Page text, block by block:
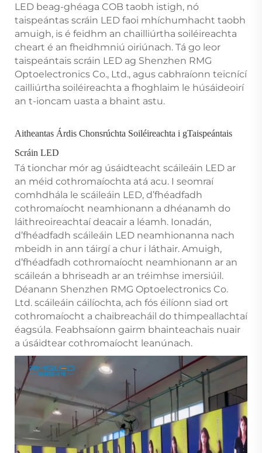
LED beag-ghéaga COB taobh istigh, nó
taispeántas scráin LED faoi mhíchumhacht taobh
amuigh, is é feidhm an chailliúrtha soiléireachta
cheart é an fheidhmniú oiriúnach. Tá go leor
taispeántais scráin LED ag Shenzhen RMG
Optoelectronics Co., Ltd., agus cabhraíonn teicnící
cailliúrtha soiléireachta a fhoghlaim le húsáideoirí
an t-ioncam uasta a bhaint astu.
Aitheantas Árdis Chonsrúchta Soiléireachta i gTaispeántais
Scráin LED
Tá tionchar mór ag úsáidteacht scáileáin LED ar
an méid cothromaíochta atá acu. I seomraí
comhdhála le scáileáin LED, d’fhéadfadh
cothromaíocht neamhionann a dhéanamh do
láithreoireachtaí deacair a léamh. Ionadán,
d’fhéadfadh scáileáin LED neamhionanna nach
mbeidh in ann táirgí a chur i láthair. Amuigh,
d’fhéadfadh cothromaíocht neamhionann ar an
scáileán a bhriseadh ar an tréimhse imersiúil.
Déanann Shenzhen RMG Optoelectronics Co.
Ltd. scáileáin cáilíochta, ach fós éilíonn siad ort
cothromaíocht a chaibreacháil do thimpeallachtaí
éagsúla. Feabhsaíonn gairm bhainteachais nuair
a úsáidtear cothromaíocht leanúnach.